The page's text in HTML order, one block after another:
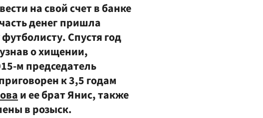
на свой счет в банке
денег пришла
Спустя год
о хищении,
м председатель
к 3,5 годам
и ее брат Янис, также
в розыск.